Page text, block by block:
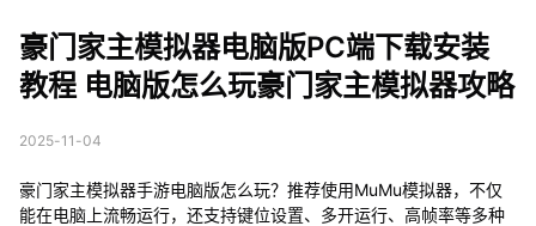
拟器攻略
豪门家主模拟器电脑版PC端下载安装
教程 电脑版怎么玩豪门家主模拟器攻略
2025-11-04
豪门家主模拟器手游电脑版怎么玩？推荐使用MuMu模拟器，不仅
能在电脑上流畅运行，还支持键位设置、多开运行、高帧率等多种